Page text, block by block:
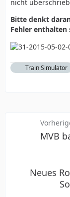
nicht
Bitte denkt
Fehler enthalten
Train Simulator
MVB
Neues